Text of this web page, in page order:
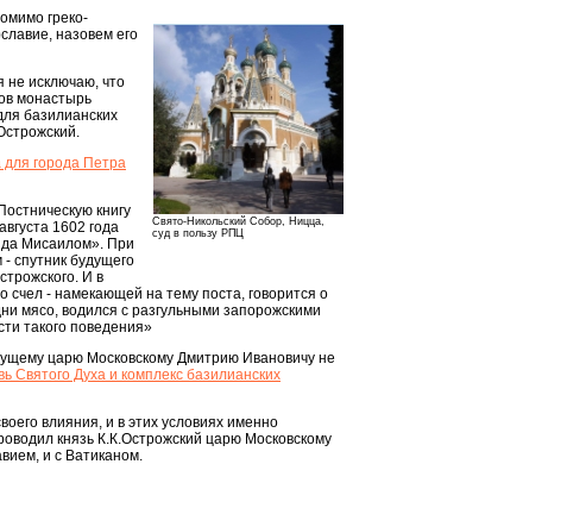
Свято-Никольский Собор, Ницца,
суд в пользу РПЦ
греко-
назовем его
не исключаю, что
монастырь
базилианских
города Петра
книгу
1602 года
да Мисаилом». При
спутник будущего
И в
счел - намекающей на тему поста, говорится о
мясо, водился с разгульными запорожскими
такого поведения»
царю Московскому Дмитрию Ивановичу не
Святого Духа и комплекс базилианских
влияния, и в этих условиях именно
князь К.К.Острожский царю Московскому
и с Ватиканом.